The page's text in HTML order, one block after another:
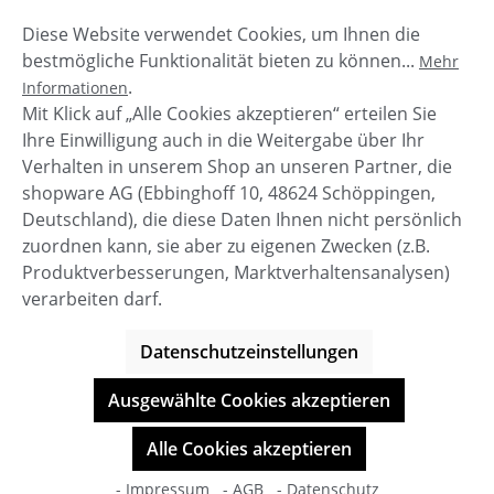
Beschreibung
Was für tolle Leder Damen Sneaker von Bullboxer.
Der Sneaker 783500E6L_WHIT ist aus feinem Leder
gefertigt.Es ist knöchelhoc…Mehr
Service-Hotline
Informationen
© BOOTBAY-n-others
Alle Preise inkl. gesetzl. Mehrwertsteuer zzgl.
Versandkosten
Diese Website verwendet Cookies, um Ihnen die
bestmögliche Funktionalität bieten zu können... Mehr
Informationen.
Mit Klick auf „Alle Cookies akzeptieren“ erteilen Sie
Ihre Einwilligung auch in die Weitergabe über Ihr
Verhalten in unserem Shop an unseren Partner, die
shopware AG (Ebbinghoff 10, 48624 Schöppingen,
Deutschland), die diese Daten Ihnen nicht persönlich
zuordnen kann, sie aber zu eigenen Zwecken (z.B.
Produktverbesserungen, Marktverhaltensanalysen)
verarbeiten darf.
Datenschutzeinstellungen
Ausgewählte Cookies akzeptieren
Alle Cookies akzeptieren
- Impressum - AGB - Datenschutz